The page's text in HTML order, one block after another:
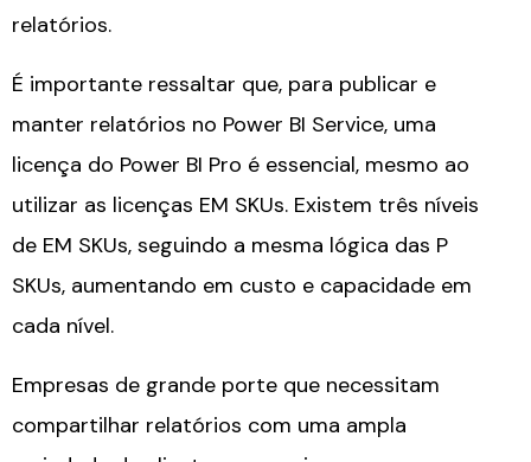
relatórios.
É importante ressaltar que, para publicar e
manter relatórios no Power BI Service, uma
licença do Power BI Pro é essencial, mesmo ao
utilizar as licenças EM SKUs. Existem três níveis
de EM SKUs, seguindo a mesma lógica das P
SKUs, aumentando em custo e capacidade em
cada nível.
Empresas de grande porte que necessitam
compartilhar relatórios com uma ampla